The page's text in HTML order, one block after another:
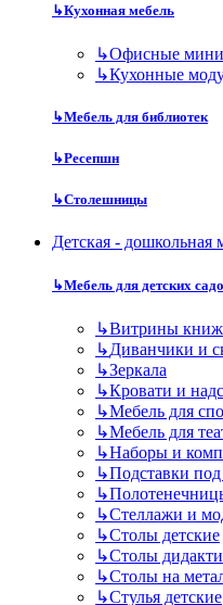
↳Кухонная мебель
↳Офисные
↳Кухонные
↳Мебель для библиотек
↳Ресепшн
↳Столешницы
Детская - дошкольная
↳Мебель для детских
↳Витрины
↳Диванчики и
↳Зеркала
↳Кровати и
↳Мебель для
↳Мебель для
↳Наборы и
↳Подставки
↳
↳Стеллажи и
↳Столы детские
↳Столы
↳Столы на
↳Стулья детские